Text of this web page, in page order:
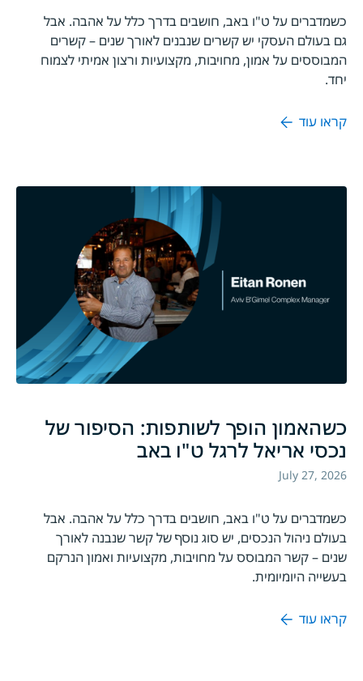
כשמדברים על ט"ו באב, חושבים בדרך כלל על אהבה. אבל
גם בעולם העסקי יש קשרים שנבנים לאורך שנים – קשרים
המבוססים על אמון, מחויבות, מקצועיות ורצון אמיתי לצמוח
יחד.
קראו עוד
כשהאמון הופך לשותפות: הסיפור של
נכסי אריאל לרגל ט"ו באב
July 27, 2026
כשמדברים על ט"ו באב, חושבים בדרך כלל על אהבה. אבל
בעולם ניהול הנכסים, יש סוג נוסף של קשר שנבנה לאורך
שנים – קשר המבוסס על מחויבות, מקצועיות ואמון הנרקם
בעשייה היומיומית.
קראו עוד